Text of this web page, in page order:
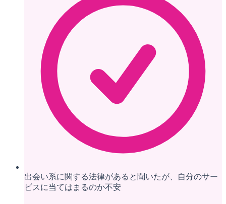
出会い系に関する法律があると聞いたが、自分のサー
ビスに当てはまるのか不安